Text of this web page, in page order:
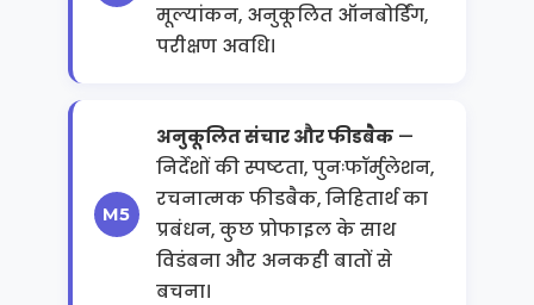
मूल्यांकन, अनुकूलित ऑनबोर्डिंग,
परीक्षण अवधि।
अनुकूलित संचार और फीडबैक—
निर्देशों की स्पष्टता, पुनःफॉर्मुलेशन,
रचनात्मक फीडबैक, निहितार्थ का
प्रबंधन, कुछ प्रोफाइल के साथ
विडंबना और अनकही बातों से
बचना।